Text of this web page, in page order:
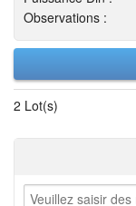
Observations :
2 Lot(s)